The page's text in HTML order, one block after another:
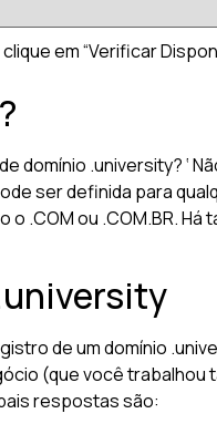
em “Verificar
domínio .university? ‘
ser definida para
.COM ou .COM.BR.
de um domínio
(que você
respostas são: